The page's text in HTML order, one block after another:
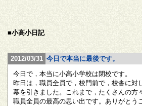
■小高小日記
2012/03/31 今日で本当に最後です。
今日で，本当に小高小学校は閉校です。
昨日は，職員全員で，校門前で，校舎に対
幕を引きました。これまで，たくさんの方
職員全員の最高の思い出です。ありがとう